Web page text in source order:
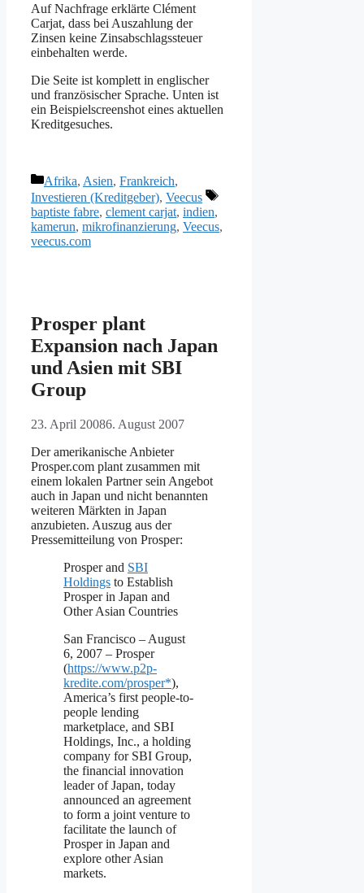
Auf Nachfrage erklärte Clément
Carjat, dass bei Auszahlung der
Zinsen keine Zinsabschlagssteuer
einbehalten werde.
Die Seite ist komplett in englischer
und französischer Sprache. Unten ist
ein Beispielscreenshot eines aktuellen
Kreditgesuches.
Kategorien
Afrika, Asien, Frankreich,
Investieren (Kreditgeber), Veecus
Schlagwörter
baptiste fabre, clement carjat, indien,
kamerun, mikrofinanzierung, Veecus,
veecus.com
Prosper plant
Expansion nach Japan
und Asien mit SBI
Group
23. April 20086. August 2007
Der amerikanische Anbieter
Prosper.com plant zusammen mit
einem lokalen Partner sein Angebot
auch in Japan und nicht benannten
weiteren Märkten in Japan
anzubieten. Auszug aus der
Pressemitteilung von Prosper:
Prosper and SBI
Holdings to Establish
Prosper in Japan and
Other Asian Countries
San Francisco – August
6, 2007 – Prosper
(https://www.p2p-
kredite.com/prosper*),
America’s first people-to-
people lending
marketplace, and SBI
Holdings, Inc., a holding
company for SBI Group,
the financial innovation
leader of Japan, today
announced an agreement
to form a joint venture to
facilitate the launch of
Prosper in Japan and
explore other Asian
markets.